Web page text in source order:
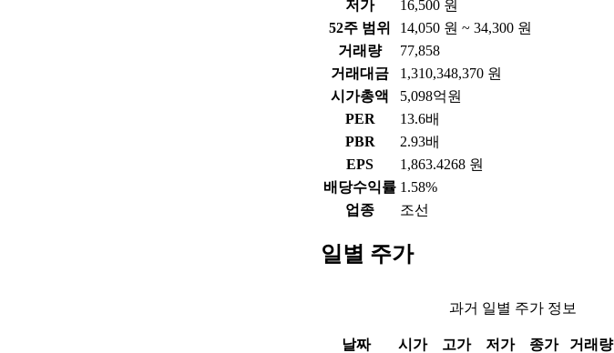
저가
16,500 원
52주 범위
14,050 원 ~ 34,300 원
거래량
77,858
거래대금
1,310,348,370 원
시가총액
5,098억원
PER
13.6배
PBR
2.93배
EPS
1,863.4268 원
배당수익률 1.58%
업종
조선
일별 주가
과거 일별 주가 정보
날짜 시가 고가 저가 종가 거래량